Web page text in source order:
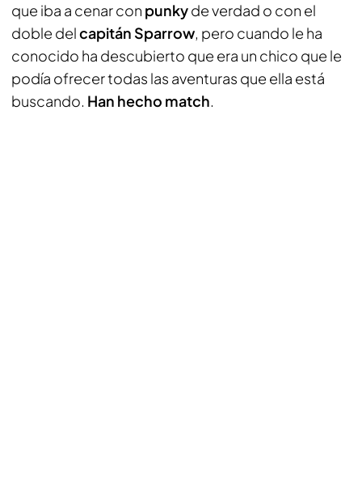
que iba a cenar con punkyde verdad o con el
doble delcapitán Sparrow, pero cuando le ha
conocido ha descubierto que era un chico que le
podía ofrecer todas las aventuras que ella está
buscando. Han hecho match.